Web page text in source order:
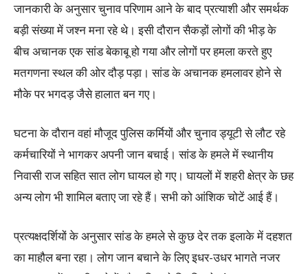
जानकारी के अनुसार चुनाव परिणाम आने के बाद प्रत्याशी और समर्थक
बड़ी संख्या में जश्न मना रहे थे। इसी दौरान सैकड़ों लोगों की भीड़ के
बीच अचानक एक सांड बेकाबू हो गया और लोगों पर हमला करते हुए
मतगणना स्थल की ओर दौड़ पड़ा। सांड के अचानक हमलावर होने से
मौके पर भगदड़ जैसे हालात बन गए।
घटना के दौरान वहां मौजूद पुलिस कर्मियों और चुनाव ड्यूटी से लौट रहे
कर्मचारियों ने भागकर अपनी जान बचाई। सांड के हमले में स्थानीय
निवासी राज सहित सात लोग घायल हो गए। घायलों में शहरी क्षेत्र के छह
अन्य लोग भी शामिल बताए जा रहे हैं। सभी को आंशिक चोटें आई हैं।
प्रत्यक्षदर्शियों के अनुसार सांड के हमले से कुछ देर तक इलाके में दहशत
का माहौल बना रहा। लोग जान बचाने के लिए इधर-उधर भागते नजर